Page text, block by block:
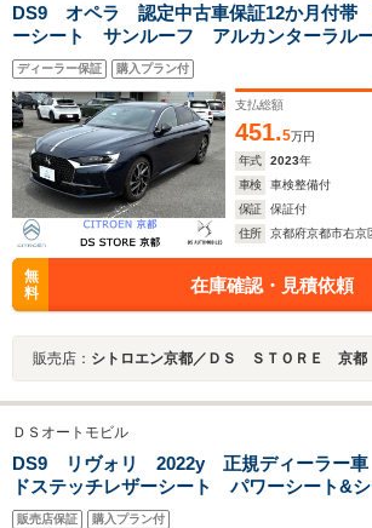
DS9 オペラ 認定中古車保証12か月付帯
ーシート サンルーフ アルカンターラル
グ 電動トランクゲート 純正ナビ フル
プルカープレイ&アンドロイドオート対応
ディーラー保証 購入プラン付
支払総額
451.5万円
年式
2023年
車検
車検整備付
保証
保証付
住所
京都府京都市右京
無
料
在庫確認・見積依頼
販売店： シトロエン京都／ＤＳ ＳＴＯＲＥ 京都
ＤＳオートモビル
DS9 リヴォリ 2022y 正規ディーラー
ドステッチレザーシート パワーシート&
&ベンチレーション 純正ナビ 19インチ
販売店保証 購入プラン付